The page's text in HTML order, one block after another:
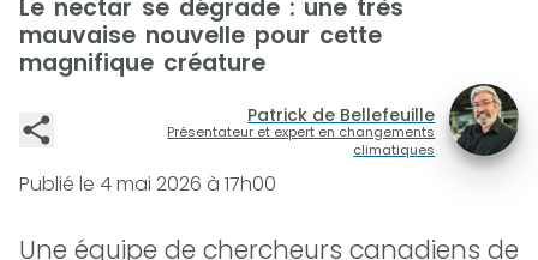
Le nectar se dégrade : une très
mauvaise nouvelle pour cette
magnifique créature
Patrick de Bellefeuille
Présentateur et expert en changements
climatiques
Publié le 4 mai 2026 à 17h00
Une équipe de chercheurs canadiens de